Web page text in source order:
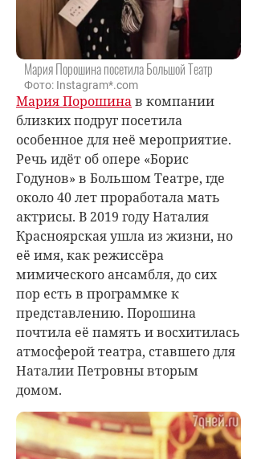
Мария Порошина посетила Большой Театр
Фото: Instagram*.com
Мария Порошинав компании
близких подруг посетила
особенное для неё мероприятие.
Речь идёт об опере «Борис
Годунов» в Большом Театре, где
около 40 лет проработала мать
актрисы. В 2019 году Наталия
Красноярская ушла из жизни, но
её имя, как режиссёра
мимического ансамбля, до сих
пор есть в программке к
представлению. Порошина
почтила её память и восхитилась
атмосферой театра, ставшего для
Наталии Петровны вторым
домом.